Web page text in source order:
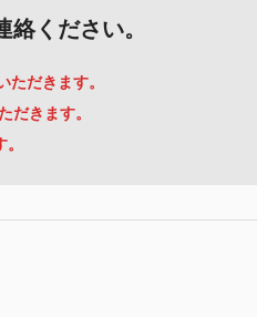
ください。
だきます。
きます。